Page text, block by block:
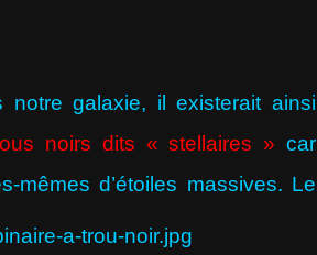
galaxie, il existerait ainsi
noirs dits « stellaires » car
mêmes d’étoiles massives. Le